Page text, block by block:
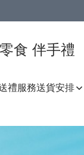
食 伴手禮
禮服務送貨安排